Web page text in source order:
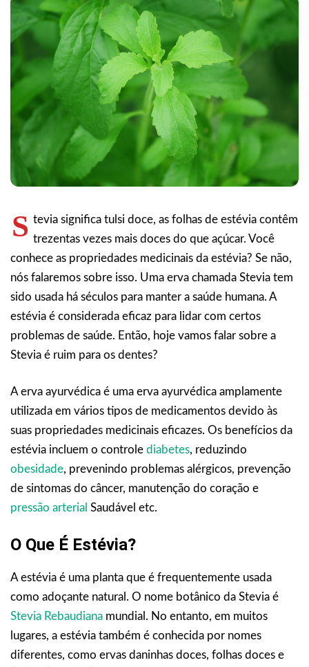
S tevia significa tulsi doce, as folhas de estévia contêm
trezentas vezes mais doces do que açúcar. Você
conhece as propriedades medicinais da estévia? Se não,
nós falaremos sobre isso. Uma erva chamada Stevia tem
sido usada há séculos para manter a saúde humana. A
estévia é considerada eficaz para lidar com certos
problemas de saúde. Então, hoje vamos falar sobre a
Stevia é ruim para os dentes?
A erva ayurvédica é uma erva ayurvédica amplamente
utilizada em vários tipos de medicamentos devido às
suas propriedades medicinais eficazes. Os benefícios da
estévia incluem o controle diabetes, reduzindo
obesidade, prevenindo problemas alérgicos, prevenção
de sintomas do câncer, manutenção do coração e
pressão arterial Saudável etc.
O Que É Estévia?
A estévia é uma planta que é frequentemente usada
como adoçante natural. O nome botânico da Stevia é
Stevia Rebaudiana mundial. No entanto, em muitos
lugares, a estévia também é conhecida por nomes
diferentes, como ervas daninhas doces, folhas doces e